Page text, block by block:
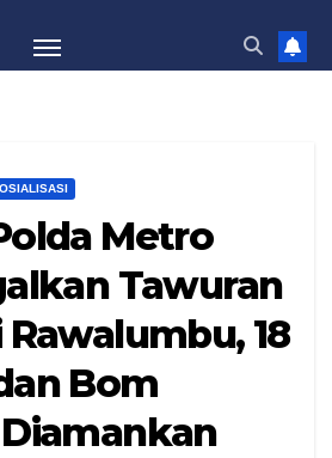
Metro
Tawuran
18
Bom